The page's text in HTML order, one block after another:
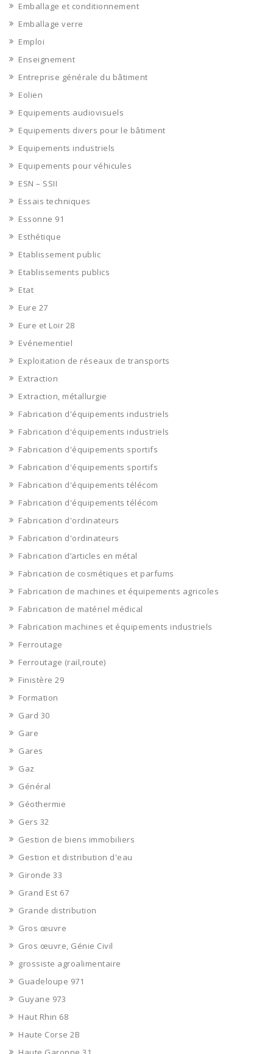
Emballage et conditionnement
Emballage verre
Emploi
Enseignement
Entreprise générale du bâtiment
Eolien
Equipements audiovisuels
Equipements divers pour le bâtiment
Equipements industriels
Equipements pour véhicules
ESN – SSII
Essais techniques
Essonne 91
Esthétique
Etablissement public
Etablissements publics
Etat
Eure 27
Eure et Loir 28
Evénementiel
Exploitation de réseaux de transports
Extraction
Extraction, métallurgie
Fabrication d'équipements industriels
Fabrication d'équipements industriels
Fabrication d'équipements sportifs
Fabrication d'équipements sportifs
Fabrication d'équipements télécom
Fabrication d'équipements télécom
Fabrication d'ordinateurs
Fabrication d'ordinateurs
Fabrication d’articles en métal
Fabrication de cosmétiques et parfums
Fabrication de machines et équipements agricoles
Fabrication de matériel médical
Fabrication machines et équipements industriels
Ferroutage
Ferroutage (rail,route)
Finistère 29
Formation
Gard 30
Gare
Gares
Gaz
Général
Géothermie
Gers 32
Gestion de biens immobiliers
Gestion et distribution d'eau
Gironde 33
Grand Est 67
Grande distribution
Gros œuvre
Gros œuvre, Génie Civil
grossiste agroalimentaire
Guadeloupe 971
Guyane 973
Haut Rhin 68
Haute Corse 2B